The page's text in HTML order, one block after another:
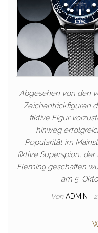
Abgesehen von den
Zeichentrickfiguren
fiktive Figur
hinweg
Popularität im
fiktive Superspion,
Fleming geschaffen
am 5.
Von ADMIN